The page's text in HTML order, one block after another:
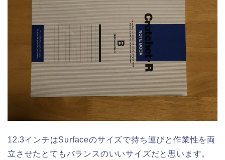
12.3インチはSurfaceのサイズで持ち運びと作業性を両
立させたとてもバランスのいいサイズだと思います。